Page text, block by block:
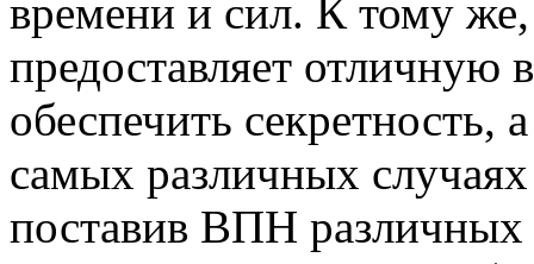
времени и сил. К тому
предоставляет отличную
обеспечить секретность,
самых различных
поставив ВПН